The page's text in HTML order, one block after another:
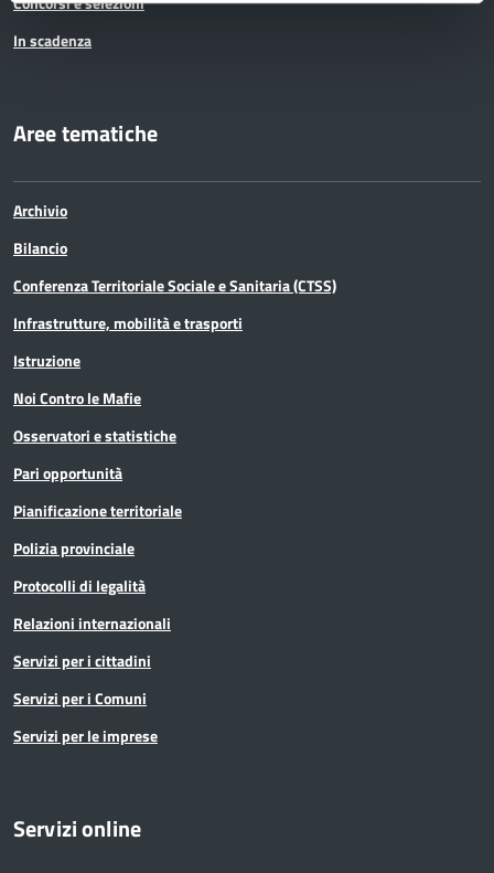
In scadenza
Aree tematiche
Archivio
Bilancio
Conferenza Territoriale Sociale e Sanitaria (CTSS)
Infrastrutture, mobilità e trasporti
Istruzione
Noi Contro le Mafie
Osservatori e statistiche
Pari opportunità
Pianificazione territoriale
Polizia provinciale
Protocolli di legalità
Relazioni internazionali
Servizi per i cittadini
Servizi per i Comuni
Servizi per le imprese
Servizi online